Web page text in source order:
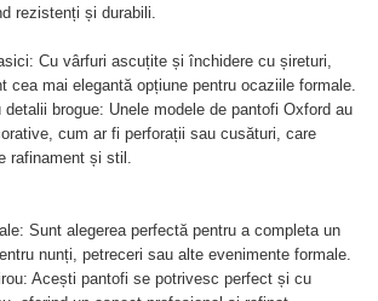
rezistenți și durabili.
Cu vârfuri ascuțite și închidere cu șireturi,
cea mai elegantă opțiune pentru ocaziile formale.
detalii brogue: Unele modele de pantofi Oxford au
cum ar fi perforații sau cusături, care
rafinament și stil.
Sunt alegerea perfectă pentru a completa un
nunți, petreceri sau alte evenimente formale.
Acești pantofi se potrivesc perfect și cu